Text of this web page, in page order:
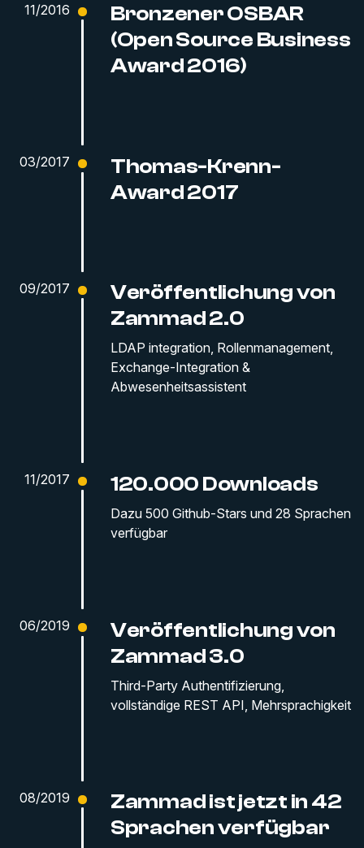
11/2016
Bronzener OSBAR
(Open Source Business
Award 2016)
03/2017
Thomas-Krenn-
Award 2017
09/2017
Veröffentlichung von
Zammad 2.0
LDAP integration, Rollenmanagement,
Exchange-Integration &
Abwesenheitsassistent
11/2017 120.000 Downloads
Dazu 500 Github-Stars und 28 Sprachen
verfügbar
06/2019
Veröffentlichung von
Zammad 3.0
Third-Party Authentifizierung,
vollständige REST API, Mehrsprachigkeit
08/2019
Zammad ist jetzt in 42
Sprachen verfügbar